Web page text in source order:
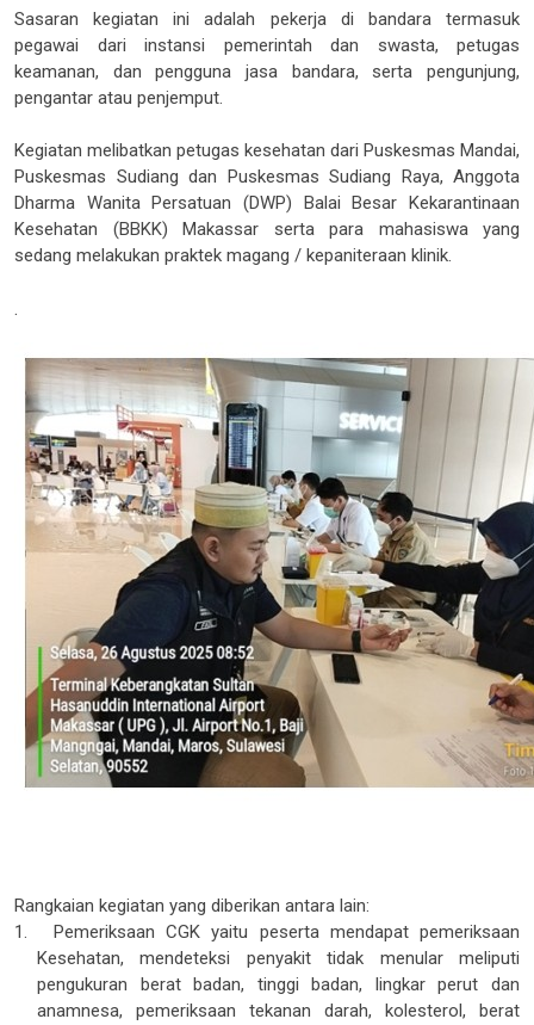
Sasaran kegiatan ini adalah pekerja di bandara termasuk
pegawai dari instansi pemerintah dan swasta, petugas
keamanan, dan pengguna jasa bandara, serta pengunjung,
pengantar atau penjemput.
Kegiatan melibatkan petugas kesehatan dari Puskesmas Mandai,
Puskesmas Sudiang dan Puskesmas Sudiang Raya, Anggota
Dharma Wanita Persatuan (DWP) Balai Besar Kekarantinaan
Kesehatan (BBKK) Makassar serta para mahasiswa yang
sedang melakukan praktek magang / kepaniteraan klinik.
.
Rangkaian kegiatan yang diberikan antara lain:
1.
Pemeriksaan CGK yaitu peserta mendapat pemeriksaan
Kesehatan, mendeteksi penyakit tidak menular meliputi
pengukuran berat badan, tinggi badan, lingkar perut dan
anamnesa, pemeriksaan tekanan darah, kolesterol, berat